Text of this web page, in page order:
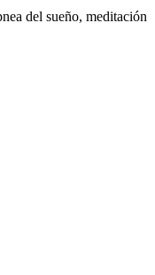
del sueño, meditación